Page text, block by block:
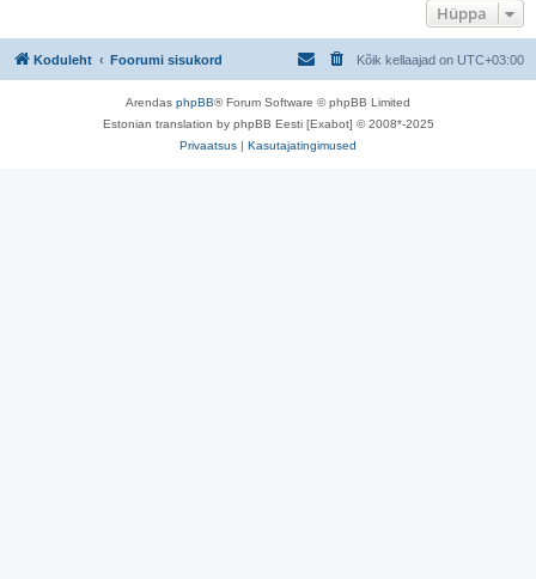
Hüppa
Koduleht Foorumi sisukord Kõik kellaajad on UTC+03:00
Arendas phpBB® Forum Software © phpBB Limited
Estonian translation by phpBB Eesti [Exabot] © 2008*-2025
Privaatsus | Kasutajatingimused